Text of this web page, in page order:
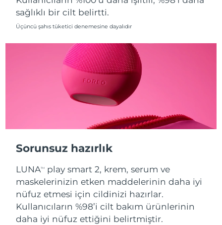
sağlıklı bir cilt belirtti.
Üçüncü şahıs tüketici denemesine dayalıdır
Sorunsuz hazırlık
LUNATM
play smart 2, krem, serum ve
maskelerinizin etken maddelerinin daha iyi
nüfuz etmesi için cildinizi hazırlar.
Kullanıcıların %98’i cilt bakım ürünlerinin
daha iyi nüfuz ettiğini belirtmiştir.
Slovakya Tahmini teslim tarihi8/9/26
Slovenya Tahmini teslim tarihi
Tahmini teslim tarihi
Tahmini teslim tarihi
Tahmini teslim tarihi
Tahmini teslim tarihi8/9/26
İsviçre
Tayvan Tahmini teslim tarihi
Tayland Tahmini teslim tarihi
Türkiye